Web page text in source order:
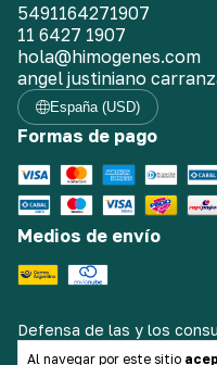
Al navegar por este sitio
5491164271907
11 6427 1907
hola@himogenes.com
angel justiniano
España (USD)
Formas de pago
Medios de envío
Defensa de las y los